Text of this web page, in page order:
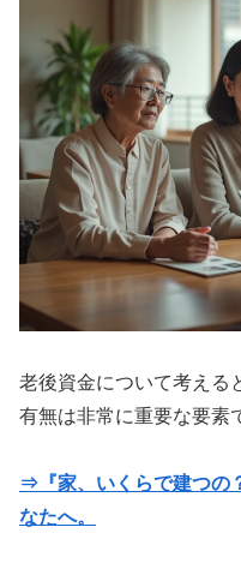
老後資金について考える
有無は非常に重要な要素
⇒『家、いくらで建つの
なたへ。